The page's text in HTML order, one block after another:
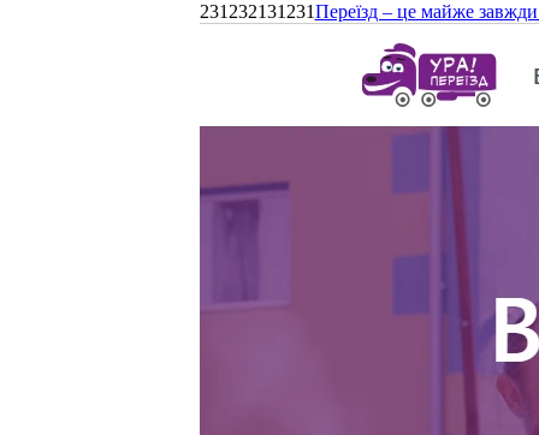
231232131231Переїзд – це майже